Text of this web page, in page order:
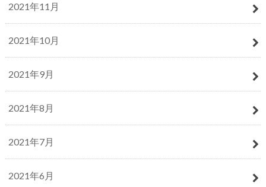
2021年11月
2021年10月
2021年9月
2021年8月
2021年7月
2021年6月